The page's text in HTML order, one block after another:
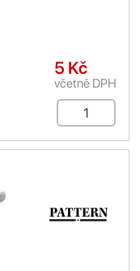
5 Kč
včetně DPH